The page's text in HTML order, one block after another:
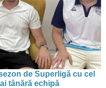
de Superligă cu cel
tânără echipă